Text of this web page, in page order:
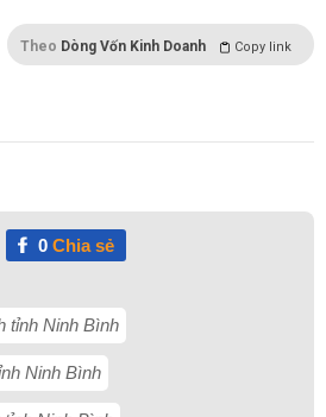
Theo Dòng Vốn Kinh Doanh Copy link
0Chia sẻ
tỉnh Ninh Bình
Ninh Bình